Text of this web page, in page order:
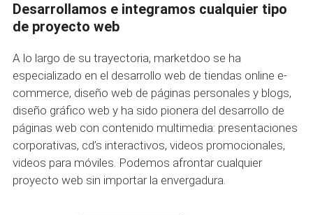
Desarrollamos e integramos cualquier tipo
de proyecto web
A lo largo de su trayectoria, marketdoo se ha
especializado en el desarrollo web de tiendas online e-
commerce, diseño web de páginas personales y blogs,
diseño gráfico web y ha sido pionera del desarrollo de
páginas web con contenido multimedia: presentaciones
corporativas, cd’s interactivos, videos promocionales,
videos para móviles. Podemos afrontar cualquier
proyecto web sin importar la envergadura.